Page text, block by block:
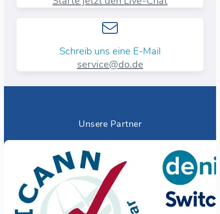
Schreib uns eine E-Mail
service@do.de
Unsere Partner